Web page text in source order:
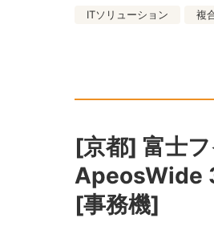
ITソリューション 複
[京都] 富士
ApeosWide
[事務機]